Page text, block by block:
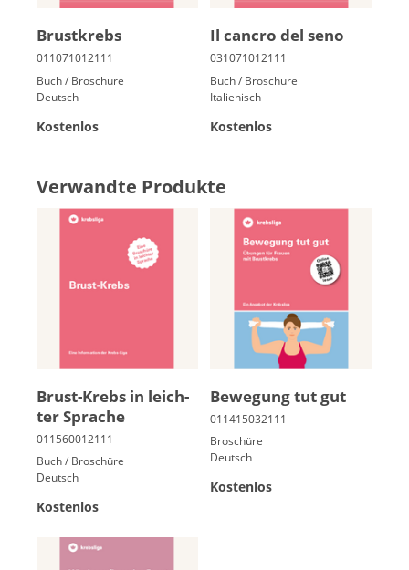
Brust­krebs
Buch / Broschüre
Deutsch
Kostenlos
Il cancro del seno
Buch / Broschüre
Italienisch
Kostenlos
Verwandte Produkte
Brust-Krebs in leich­
ter Spra­che
Buch / Broschüre
Deutsch
Kostenlos
Be­we­gung tut gut
Broschüre
Deutsch
Kostenlos